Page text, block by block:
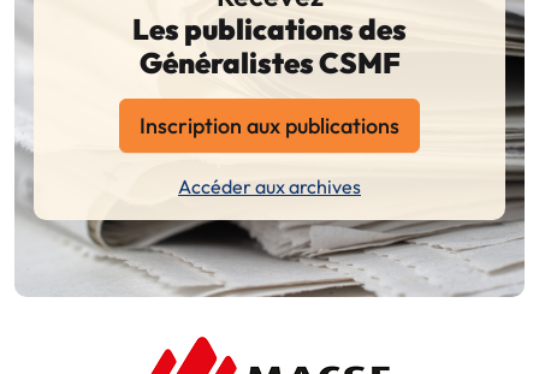
Les publications des
Généralistes CSMF
Inscription aux publications
Accéder aux archives